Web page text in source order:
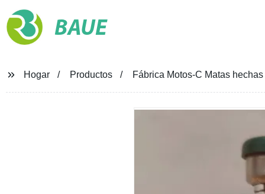
BAUE
Hogar Productos Fábrica Motos-C Matas